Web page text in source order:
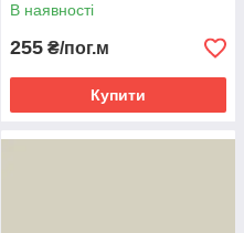
В наявності
255 ₴/пог.м
Купити